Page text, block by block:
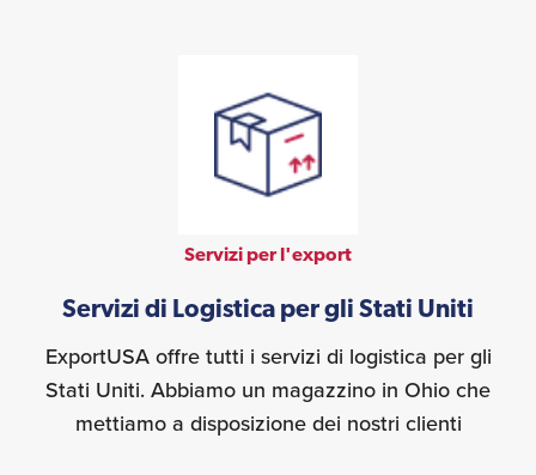
Servizi per l'export
Servizi di Logistica per gli Stati Uniti
ExportUSA offre tutti i servizi di logistica per gli
Stati Uniti. Abbiamo un magazzino in Ohio che
mettiamo a disposizione dei nostri clienti